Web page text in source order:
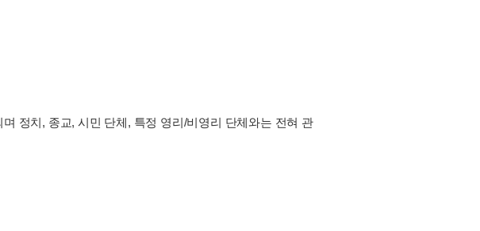
정치, 종교, 시민 단체, 특정 영리/비영리 단체와는 전혀 관